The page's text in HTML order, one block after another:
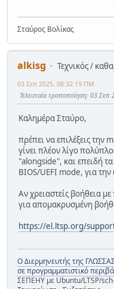
Σταύρος Βολίκας
alkisg
Τεχνικός /
03 Σεπ 2025, 08:32:19 ΠΜ
Τελευταία τροποποίηση: 03 Σεπ
Καλημέρα Σταύρο,
πρέπει να επιλέξεις την
γίνει πλέον λίγο
"alongside", και επειδή
BIOS/UEFI mode, για
Αν χρειαστείς βοήθεια
για απομακρυσμένη
https://el.ltsp.org/
Ο Διερμηνευτής της
σε προγραμματιστικό
ΣΕΠΕΗΥ με Ubuntu/LTSP/